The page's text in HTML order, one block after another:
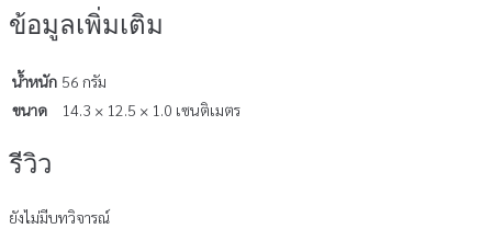
ข้อมูลเพิ่มเติม
น้ำหนัก 56 กรัม
ขนาด
14.3 × 12.5 × 1.0 เซนติเมตร
รีวิว
ยังไม่มีบทวิจารณ์